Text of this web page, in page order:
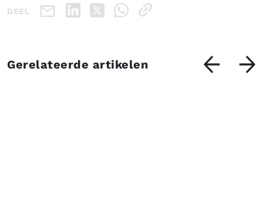
DEEL
Gerelateerde artikelen